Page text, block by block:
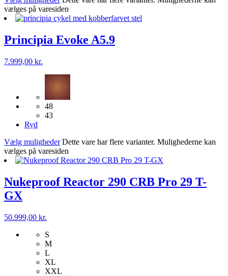
vælges på varesiden
Principia Evoke A5.9
7.999,00 kr.
48
43
Ryd
Vælg muligheder Dette vare har flere varianter. Mulighederne kan
vælges på varesiden
Nukeproof Reactor 290 CRB Pro 29 T-
GX
50.999,00 kr.
S
M
L
XL
XXL